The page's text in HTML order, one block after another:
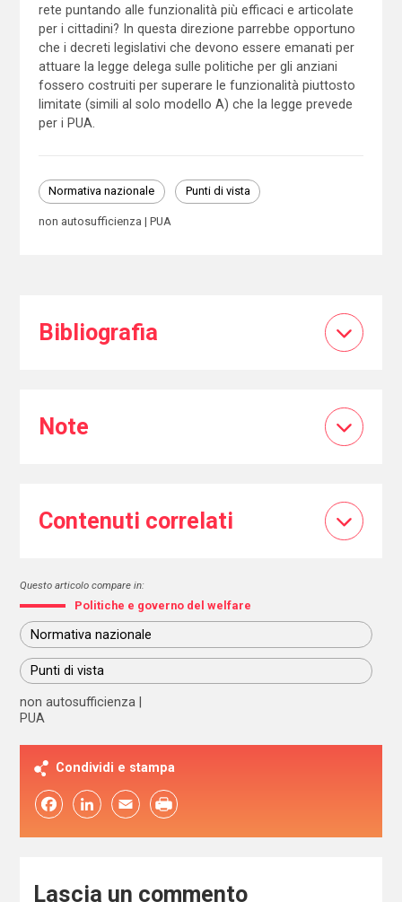
rete puntando alle funzionalità più efficaci e articolate
per i cittadini? In questa direzione parrebbe opportuno
che i decreti legislativi che devono essere emanati per
attuare la legge delega sulle politiche per gli anziani
fossero costruiti per superare le funzionalità piuttosto
limitate (simili al solo modello A) che la legge prevede
per i PUA.
Normativa nazionale Punti di vista
non autosufficienza PUA
Bibliografia
Note
Contenuti correlati
Questo articolo compare in:
Politiche e governo del welfare
Normativa nazionale
Punti di vista
non autosufficienza
PUA
Condividi e stampa
FacebookLinkedIn Email
Lascia un commento